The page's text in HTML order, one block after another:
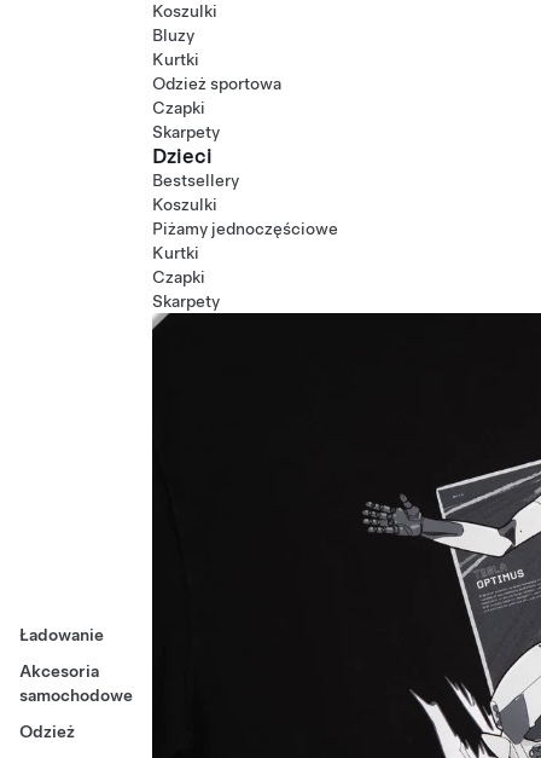
Ładowanie
Akcesoria
samochodowe
Odzież
Koszulki
Bluzy
Kurtki
Odzież sportowa
Czapki
Skarpety
Dzieci
Bestsellery
Koszulki
Piżamy jednoczęściowe
Kurtki
Czapki
Skarpety